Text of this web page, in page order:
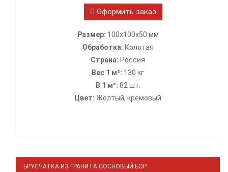
Оформить заказ
Размер: 100х100х50 мм
Обработка: Колотая
Страна: Россия
Вес 1 м²: 130 кг
В 1 м²: 82 шт.
Цвет: Желтый, кремовый
БРУСЧАТКА ИЗ ГРАНИТА СОСНОВЫЙ БОР